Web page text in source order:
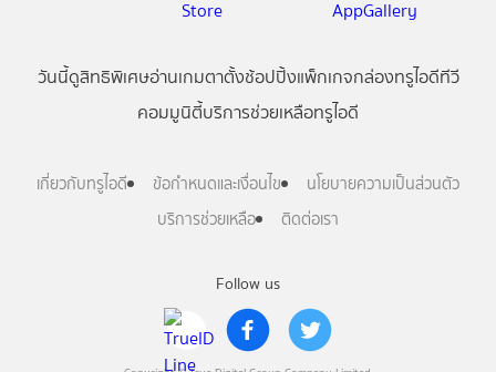
Follow us
วันนี้ดูสิทธิพิเศษอ่านเกมตาตั้งช้อปปิ้งแพ็กเกจกล่องทรูไอดีทีวี
คอมมูนิตี้บริการช่วยเหลือทรูไอดี
เกี่ยวกับทรูไอดี ข้อกำหนดและเงื่อนไข
นโยบายความเป็นส่วนตัว
บริการช่วยเหลือ
ติดต่อเรา